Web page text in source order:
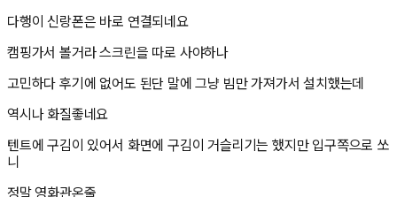
다행이 신랑폰은 바로 연결되네요
캠핑가서 볼거라 스크린을 따로 사야하나
고민하다 후기에 없어도 된단 말에 그냥 빔만 가져가서 설치했는데
역시나 화질좋네요
텐트에 구김이 있어서 화면에 구김이 거슬리기는 했지만 입구쪽으로 쏘
니
정말 영화관온줄